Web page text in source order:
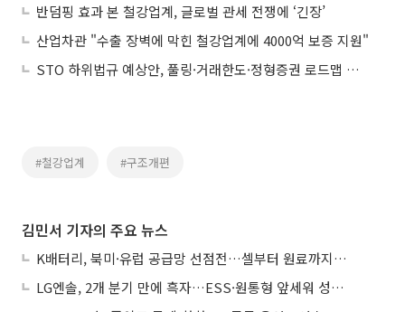
반덤핑 효과 본 철강업계, 글로벌 관세 전쟁에 ‘긴장’
산업차관 "수출 장벽에 막힌 철강업계에 4000억 보증 지원"
STO 하위법규 예상안, 풀링·거래한도·정형증권 로드맵 제시
#철강업계 #구조개편
김민서 기자의 주요 뉴스
K배터리, 북미·유럽 공급망 선점전…셀부터 원료까지 현지화
LG엔솔, 2개 분기 만에 흑자…ESS·원통형 앞세워 성장 가속